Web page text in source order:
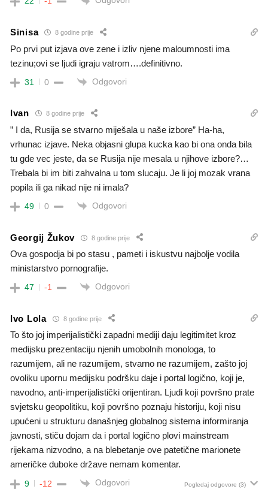
Sinisa 8 godine prije
Po prvi put izjava ove zene i izliv njene maloumnosti ima
tezinu;ovi se ljudi igraju vatrom….definitivno.
31 0 Odgovori
Ivan 8 godine prije
” I da, Rusija se stvarno miješala u naše izbore” Ha-ha,
vrhunac izjave. Neka objasni glupa kucka kao bi ona onda bila
tu gde vec jeste, da se Rusija nije mesala u njihove izbore?…
Trebala bi im biti zahvalna u tom slucaju. Je li joj mozak vrana
popila ili ga nikad nije ni imala?
49 0 Odgovori
Georgij Žukov 8 godine prije
Ova gospodja bi po stasu , pameti i iskustvu najbolje vodila
ministarstvo pornografije.
47 -1 Odgovori
Ivo Lola 8 godine prije
To što joj imperijalistički zapadni mediji daju legitimitet kroz
medijsku prezentaciju njenih umobolnih monologa, to
razumijem, ali ne razumijem, stvarno ne razumijem, zašto joj
ovoliku upornu medijsku podršku daje i portal logično, koji je,
navodno, anti-imperijalistički orijentiran. Ljudi koji površno prate
svjetsku geopolitiku, koji površno poznaju historiju, koji nisu
upućeni u strukturu današnjeg globalnog sistema informiranja
javnosti, stiču dojam da i portal logično plovi mainstream
rijekama nizvodno, a na blebetanje ove patetične marionete
američke duboke države nemam komentar.
9 -12 Odgovori Pogledaj odgovore (3)